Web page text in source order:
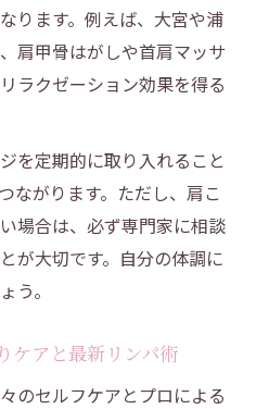
ります。例えば、大宮や浦
肩甲骨はがしや首肩マッサ
ラクゼーション効果を得る
を定期的に取り入れること
ながります。ただし、肩こ
場合は、必ず専門家に相談
が大切です。自分の体調に
う。
ケアと最新リンパ術
のセルフケアとプロによる